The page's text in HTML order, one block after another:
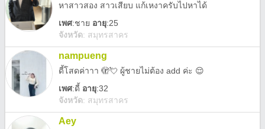
หาสาวสอง สาวเสียบ แก้เหงาครับไปหาได้
เพศ:ชาย อายุ:25
จังหวัด: สมุทรสาคร
nampueng
ดี้โสดค่าาา 🫣💘 ผู้ชายไม่ต้อง add ค่ะ 😌
เพศ:ดี้ อายุ:32
จังหวัด: สมุทรสาคร
Aey